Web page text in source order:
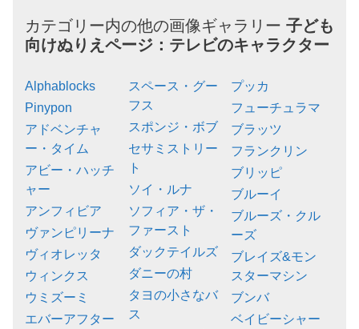
カテゴリー内の他の画像ギャラリー 子ども
向けぬりえページ： テレビのキャラクター
Alphablocks
Pinypon
アドベンチャ
ー・タイム
アビー・ハッチ
ャー
アンフィビア
ヴァンピリーナ
ヴィオレッタ
ウィンクス
ウミズーミ
エバーアフター
スペース・グー
フス
スポンジ・ボブ
セサミストリー
ト
ソイ・ルナ
ソフィア・ザ・
ファースト
ダックテイルズ
ダニーの村
タヨの小さなバ
ス
プッカ
フューチュラマ
ブラッツ
フランクリン
ブリッピ
ブルーイ
ブルーズ・クル
ーズ
ブレイズ&モン
スターマシン
ブンバ
ベイビーシャー